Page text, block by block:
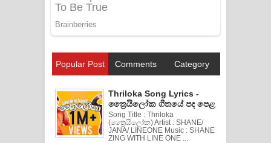
Popular Post Comments Category
Thriloka Song Lyrics -
ත්‍රෛයිලෝක ගීතයේ පද පෙළ
Song Title : Thriloka
(ත්‍රෛයිලෝක) Artist : SHANE/
JANA/ LINEONE Music : SHANE
ZING WITH LINE ONE ...